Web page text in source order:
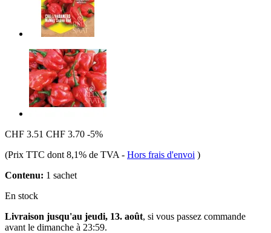
CHF 3.51 CHF 3.70 -5%
(Prix TTC dont 8,1% de TVA - Hors frais d'envoi )
Contenu: 1 sachet
En stock
Livraison jusqu'au jeudi, 13. août, si vous passez commande
avant le dimanche à 23:59.